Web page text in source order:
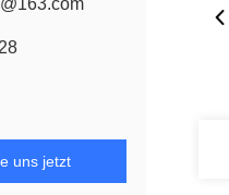
uns jetzt